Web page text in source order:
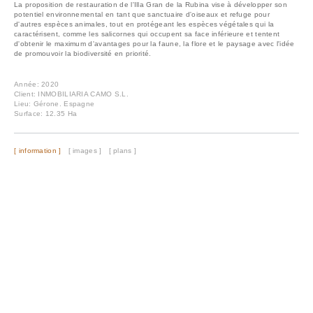
La proposition de restauration de l'Illa Gran de la Rubina vise à développer son
potentiel environnemental en tant que sanctuaire d'oiseaux et refuge pour
d'autres espèces animales, tout en protégeant les espèces végétales qui la
caractérisent, comme les salicornes qui occupent sa face inférieure et tentent
d'obtenir le maximum d'avantages pour la faune, la flore et le paysage avec l'idée
de promouvoir la biodiversité en priorité.
Année: 2020
Client: INMOBILIARIA CAMO S.L.
Lieu: Gérone. Espagne
Surface: 12.35 Ha
[ information ] [ images ] [ plans ]